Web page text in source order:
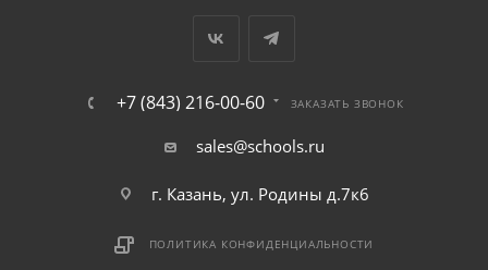
+7 (843) 216-00-60 ЗАКАЗАТЬ ЗВОНОК
sales@schools.ru
г. Казань, ул. Родины д.7к6
ПОЛИТИКА КОНФИДЕНЦИАЛЬНОСТИ